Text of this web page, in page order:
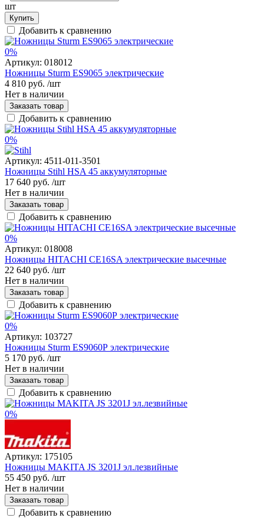
шт
Купить
Добавить к сравнению
0%
Артикул: 018012
Ножницы Sturm ES9065 электрические
4 810 руб. /шт
Нет в наличии
Заказать товар
Добавить к сравнению
0%
Артикул: 4511-011-3501
Ножницы Stihl HSA 45 аккумуляторные
17 640 руб. /шт
Нет в наличии
Заказать товар
Добавить к сравнению
0%
Артикул: 018008
Ножницы HITACHI CЕ16SA электрические высечные
22 640 руб. /шт
Нет в наличии
Заказать товар
Добавить к сравнению
0%
Артикул: 103727
Ножницы Sturm ES9060Р электрические
5 170 руб. /шт
Нет в наличии
Заказать товар
Добавить к сравнению
0%
Артикул: 175105
Ножницы MAKITA JS 3201J эл.лезвийные
55 450 руб. /шт
Нет в наличии
Заказать товар
Добавить к сравнению